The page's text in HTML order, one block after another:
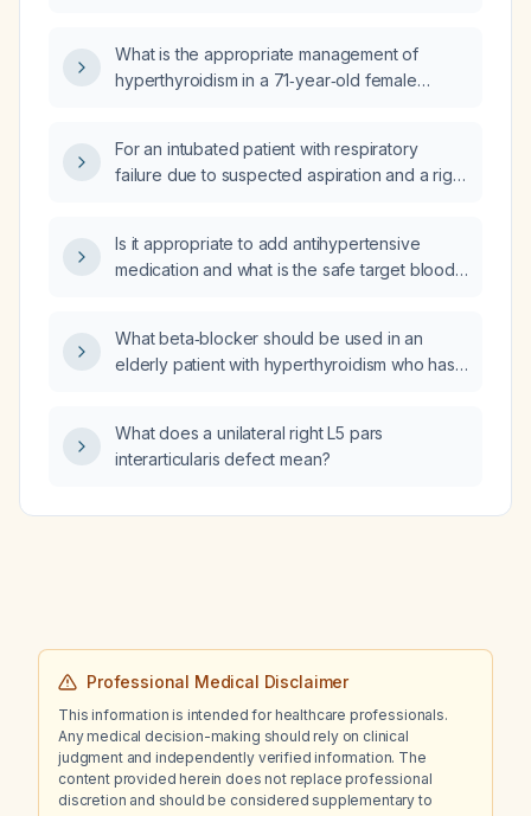
What is the appropriate management of
hyperthyroidism in a 71‑year‑old female
< 0.005 IU/L), elevated free thyroxine (free
T4 2.0 ng/dL), and thyroid nodules?
For an intubated patient with respiratory
failure due to suspected aspiration and a right
and urine Legionella antigen test, which
additional microbiology studies (e.g.,
of the endotracheal tube aspirate, bacterial
cultures of bronchoalveolar lavage fluid,
Is it appropriate to add antihypertensive
medication and what is the safe target blood
What beta‑blocker should be used in an
elderly patient with hyperthyroidism who has
potential interactions with HIV therapy?
What does a unilateral right L5 pars
interarticularis defect mean?
Professional Medical Disclaimer
This information is intended for healthcare professionals.
Any medical decision-making should rely on clinical
judgment and independently verified information. The
content provided herein does not replace professional
discretion and should be considered supplementary to